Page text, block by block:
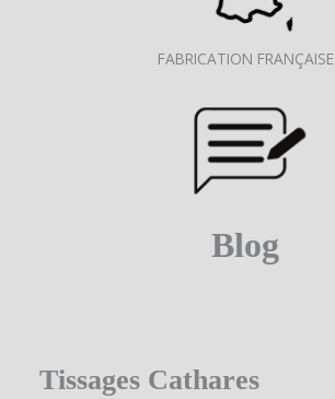
FABRICATION FRANÇAISE
Blog
Tissages Cathares